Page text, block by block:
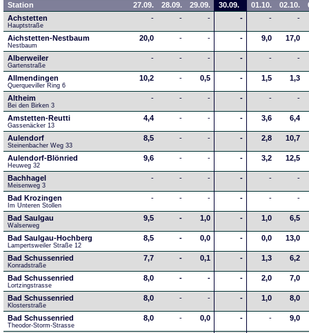
Station 27.09. 28.09. 29.09. 30.09. 01.10. 02.10.
Achstetten
Hauptstraße
- - - - - -
Aichstetten-Nestbaum
Nestbaum
20,0 - - - 9,0 17,0
Alberweiler
Gartenstraße
- - - - - -
Allmendingen
Querqueviller Ring 6
10,2 - 0,5 - 1,5 1,3
Altheim
Bei den Birken 3
- - - - - -
Amstetten-Reutti
Gassenäcker 13
4,4 - - - 3,6 6,4
Aulendorf
Steinenbacher Weg 33
8,5 - - - 2,8 10,7
Aulendorf-Blönried
Heuweg 32
9,6 - - - 3,2 12,5
Bachhagel
Meisenweg 3
- - - - - -
Bad Krozingen
Im Unteren Stollen
- - - - - -
Bad Saulgau
Walserweg
9,5 - 1,0 - 1,0 6,5
Bad Saulgau-Hochberg
Lampertsweiler Straße 12
8,5 - 0,0 - 0,0 13,0
Bad Schussenried
Konradstraße
7,7 - 0,1 - 1,3 6,2
Bad Schussenried
Lortzingstrasse
8,0 - - - 2,0 7,0
Bad Schussenried
Klosterstraße
8,0 - - - 1,0 8,0
Bad Schussenried
Theodor-Storm-Strasse
8,0 - 0,0 - - 9,0